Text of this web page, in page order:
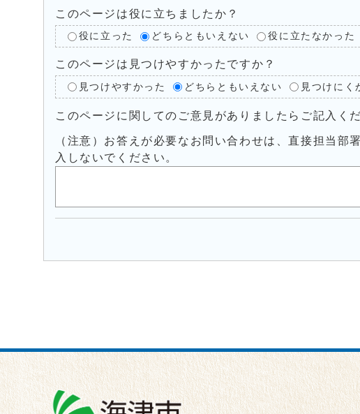
このページは役に立ちましたか？
役に立った どちらともいえない 役に立たなかった
このページは見つけやすかったですか？
見つけやすかった どちらともいえない 見つけにく
このページに関してのご意見がありましたらご記入くだ
（注意）お答えが必要なお問い合わせは、直接担当
入しないでください。